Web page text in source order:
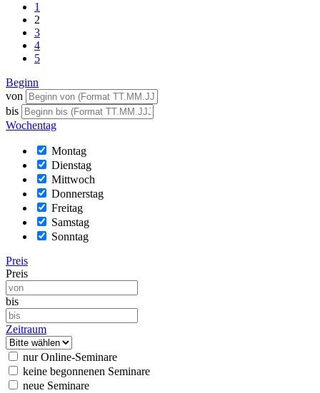
1
2
3
4
5
Beginn
von
bis
Wochentag
Montag
Dienstag
Mittwoch
Donnerstag
Freitag
Samstag
Sonntag
Preis
Preis
bis
Zeitraum
nur Online-Seminare
keine begonnenen Seminare
neue Seminare